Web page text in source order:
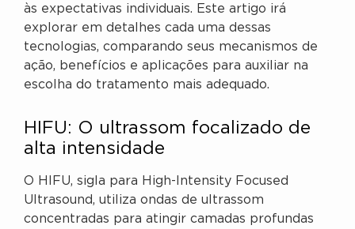
às expectativas individuais. Este artigo irá
explorar em detalhes cada uma dessas
tecnologias, comparando seus mecanismos de
ação, benefícios e aplicações para auxiliar na
escolha do tratamento mais adequado.
HIFU: O ultrassom focalizado de
alta intensidade
O HIFU, sigla para High-Intensity Focused
Ultrasound, utiliza ondas de ultrassom
concentradas para atingir camadas profundas